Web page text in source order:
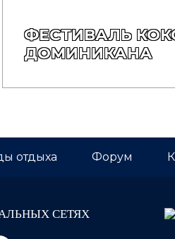
ФЕСТИВАЛЬ
ДОМИНИКАНА
отдыха Форум
СЕТЯХ